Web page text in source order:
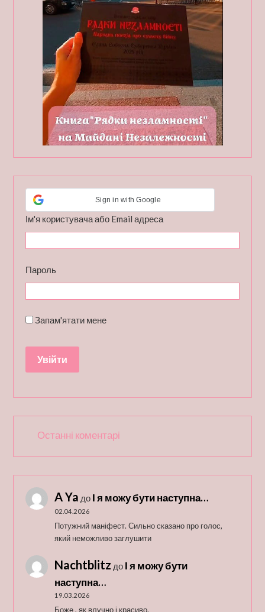
Sign in with Google
Ім'я користувача або Email адреса
Пароль
Запам'ятати мене
Останні коментарі
A Ya до І я можу бути наступна…
02.04.2026
Потужний маніфест. Сильно сказано про голос,
який неможливо заглушити
Nachtblitz до І я можу бути
наступна…
19.03.2026
Боже , як влучно і красиво.